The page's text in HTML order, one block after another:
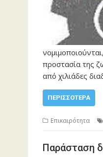
προστασία της
από χιλιάδες
ΠΕΡΙΣΣΌΤΕΡΑ
Επικαιρότητα
Παράσταση